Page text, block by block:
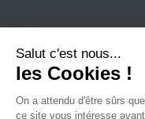
Tobati |Mentions
Salut c'est nous...
les Cookies !
On a attendu d'être sûrs
ce site vous intéresse